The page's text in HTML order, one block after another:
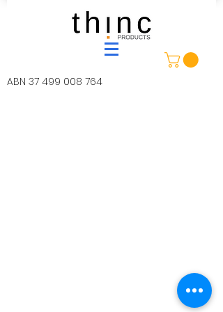
ABN 37 499 008 764